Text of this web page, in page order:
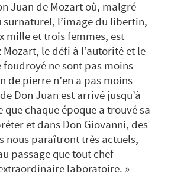
Juan de Mozart où, malgré
surnaturel, l’image du libertin,
mille et trois femmes, est
le défi à l’autorité et le
foudroyé ne sont pas moins
de pierre n’en a pas moins
Don Juan est arrivé jusqu’à
que chaque époque a trouvé sa
et dans Don Giovanni, des
nous paraîtront très actuels,
passage que tout chef-
laboratoire. »